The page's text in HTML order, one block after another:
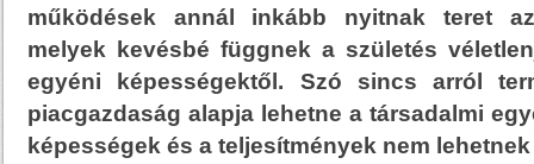
működések annál inkább nyitnak teret
melyek kevésbé függnek a születés
egyéni képességektől. Szó sincs arról
piacgazdaság alapja lehetne a társadalmi
képességek és a teljesítmények nem